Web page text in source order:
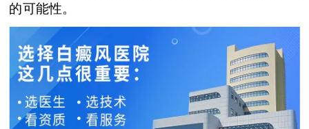
的可能性。